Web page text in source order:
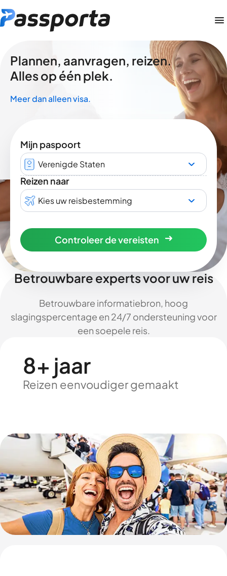
Plannen, aanvragen, reizen.
Alles op één plek.
Meer dan alleen visa.
Mijn paspoort
Verenigde Staten
Reizen naar
Kies uw reisbestemming
Controleer de vereisten
Betrouwbare experts voor uw reis
Betrouwbare informatiebron, hoog
slagingspercentage en 24/7 ondersteuning voor
een soepele reis.
8+ jaar
Reizen eenvoudiger gemaakt